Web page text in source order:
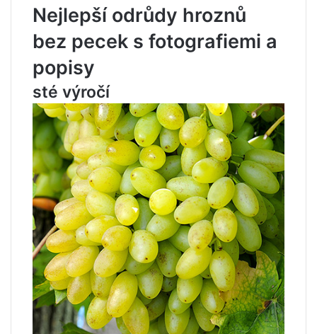
Nejlepší odrůdy hroznů
bez pecek s fotografiemi a
popisy
sté výročí